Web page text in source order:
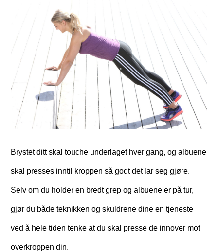
Brystet ditt skal touche underlaget hver gang, og albuene
skal presses inntil kroppen så godt det lar seg gjøre.
Selv om du holder en bredt grep og albuene er på tur,
gjør du både teknikken og skuldrene dine en tjeneste
ved å hele tiden tenke at du skal presse de innover mot
overkroppen din.